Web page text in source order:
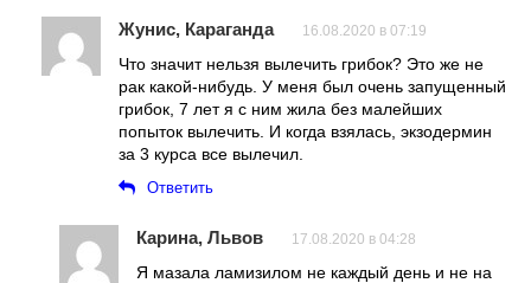
Жунис, Караганда 16.08.2020 в 07:19
Что значит нельзя вылечить грибок? Это же не
рак какой-нибудь. У меня был очень запущенный
грибок, 7 лет я с ним жила без малейших
попыток вылечить. И когда взялась, экзодермин
за 3 курса все вылечил.
Ответить
Карина, Львов 17.08.2020 в 04:28
Я мазала ламизилом не каждый день и не на